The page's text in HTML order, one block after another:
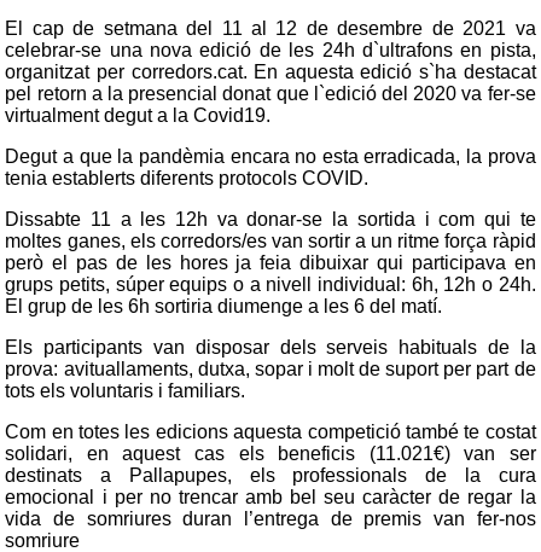
El cap de setmana del 11 al 12 de desembre de 2021 va
celebrar-se una nova edició de les 24h d`ultrafons en pista,
organitzat per corredors.cat. En aquesta edició s`ha destacat
pel retorn a la presencial donat que l`edició del 2020 va fer-se
virtualment degut a la Covid19.
Degut a que la pandèmia encara no esta erradicada, la prova
tenia establerts diferents protocols COVID.
Dissabte 11 a les 12h va donar-se la sortida i com qui te
moltes ganes, els corredors/es van sortir a un ritme força ràpid
però el pas de les hores ja feia dibuixar qui participava en
grups petits, súper equips o a nivell individual: 6h, 12h o 24h.
El grup de les 6h sortiria diumenge a les 6 del matí.
Els participants van disposar dels serveis habituals de la
prova: avituallaments, dutxa, sopar i molt de suport per part de
tots els voluntaris i familiars.
Com en totes les edicions aquesta competició també te costat
solidari, en aquest cas els beneficis (11.021€) van ser
destinats a Pallapupes, els professionals de la cura
emocional i per no trencar amb bel seu caràcter de regar la
vida de somriures duran l’entrega de premis van fer-nos
somriure